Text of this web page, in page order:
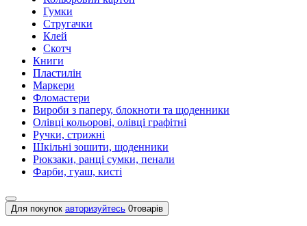
Гумки
Стругачки
Клей
Скотч
Книги
Пластилін
Маркери
Фломастери
Вироби з паперу, блокноти та щоденники
Олівці кольорові, олівці графітні
Ручки, стрижні
Шкільні зошити, щоденники
Рюкзаки, ранці сумки, пенали
Фарби, гуаш, кисті
Для покупок авторизуйтесь 0товарів